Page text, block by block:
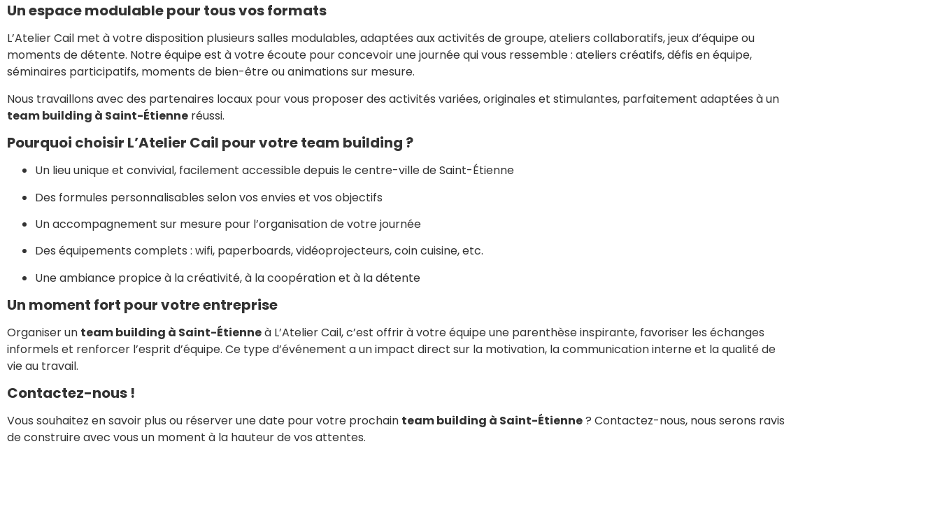
Un espace modulable pour tous vos formats
L’Atelier Cail met à votre disposition plusieurs salles modulables, adaptées aux activités de groupe, ateliers collaboratifs, jeux d’équipe ou
moments de détente. Notre équipe est à votre écoute pour concevoir une journée qui vous ressemble : ateliers créatifs, défis en équipe,
séminaires participatifs, moments de bien-être ou animations sur mesure.
Nous travaillons avec des partenaires locaux pour vous proposer des activités variées, originales et stimulantes, parfaitement adaptées à un
team building à Saint-Étienne réussi.
Pourquoi choisir L’Atelier Cail pour votre team building ?
Un lieu unique et convivial, facilement accessible depuis le centre-ville de Saint-Étienne
Des formules personnalisables selon vos envies et vos objectifs
Un accompagnement sur mesure pour l’organisation de votre journée
Des équipements complets : wifi, paperboards, vidéoprojecteurs, coin cuisine, etc.
Une ambiance propice à la créativité, à la coopération et à la détente
Un moment fort pour votre entreprise
Organiser un team building à Saint-Étienneà L’Atelier Cail, c’est offrir à votre équipe une parenthèse inspirante, favoriser les échanges
informels et renforcer l’esprit d’équipe. Ce type d’événement a un impact direct sur la motivation, la communication interne et la qualité de
vie au travail.
Contactez-nous !
Vous souhaitez en savoir plus ou réserver une date pour votre prochain team building à Saint-Étienne? Contactez-nous, nous serons ravis
de construire avec vous un moment à la hauteur de vos attentes.